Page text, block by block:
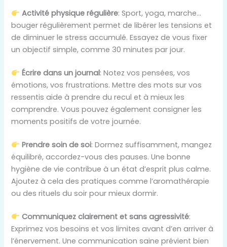
Activité physique régulière: Sport, yoga, marche…
bouger régulièrement permet de libérer les tensions et
de diminuer le stress accumulé. Essayez de vous fixer
un objectif simple, comme 30 minutes par jour.
Écrire dans un journal: Notez vos pensées, vos
émotions, vos frustrations. Mettre des mots sur vos
ressentis aide à prendre du recul et à mieux les
comprendre. Vous pouvez également consigner les
moments positifs de votre journée.
Prendre soin de soi: Dormez suffisamment, mangez
équilibré, accordez-vous des pauses. Une bonne
hygiène de vie contribue à un état d’esprit plus calme.
Ajoutez à cela des pratiques comme l’aromathérapie
ou des rituels du soir pour mieux dormir.
Communiquez clairement et sans agressivité:
Exprimez vos besoins et vos limites avant d’en arriver à
l’énervement. Une communication saine prévient bien